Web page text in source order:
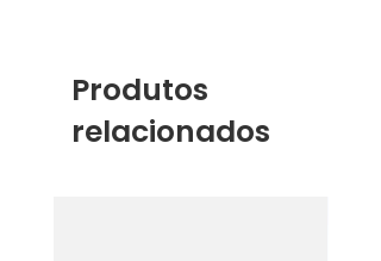
Produtos
relacionados